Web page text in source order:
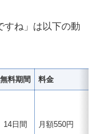
すね」は以下の動
無料期間 料金
14日間 月額550円